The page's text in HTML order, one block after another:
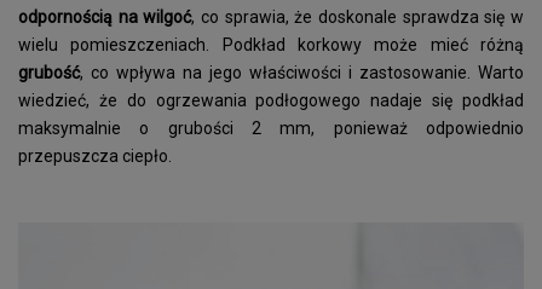
Listwy korkowe
wykończeniowe
Torby z korka
i galanteria
odpornością na wilgoć, co sprawia, że doskonale sprawdza się w
wielu pomieszczeniach. Podkład korkowy może mieć różną
grubość, co wpływa na jego właściwości i zastosowanie. Warto
wiedzieć, że do ogrzewania podłogowego nadaje się podkład
maksymalnie o grubości 2 mm, ponieważ odpowiednio
przepuszcza ciepło.